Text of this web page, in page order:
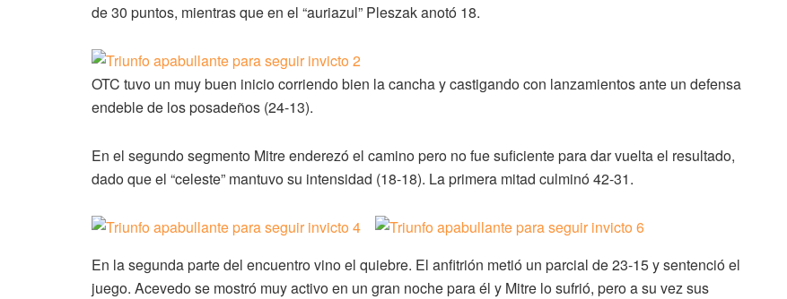
de 30 puntos, mientras que en el “auriazul” Pleszak anotó 18.
OTC tuvo un muy buen inicio corriendo bien la cancha y castigando con lanzamientos ante un defensa
endeble de los posadeños (24-13).
En el segundo segmento Mitre enderezó el camino pero no fue suficiente para dar vuelta el resultado,
dado que el “celeste” mantuvo su intensidad (18-18). La primera mitad culminó 42-31.
En la segunda parte del encuentro vino el quiebre. El anfitrión metió un parcial de 23-15 y sentenció el
juego. Acevedo se mostró muy activo en un gran noche para él y Mitre lo sufrió, pero a su vez sus